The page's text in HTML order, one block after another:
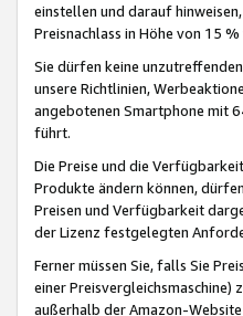
einstellen und darauf
Preisnachlass in Höhe von 15
Sie dürfen keine
unsere Richtlinien,
angebotenen Smartphone mit
führt.
Die Preise und die
Produkte ändern können,
Preisen und Verfügbarkeit
der Lizenz festgelegten
Ferner müssen Sie, falls Sie
einer
außerhalb der Amazon-